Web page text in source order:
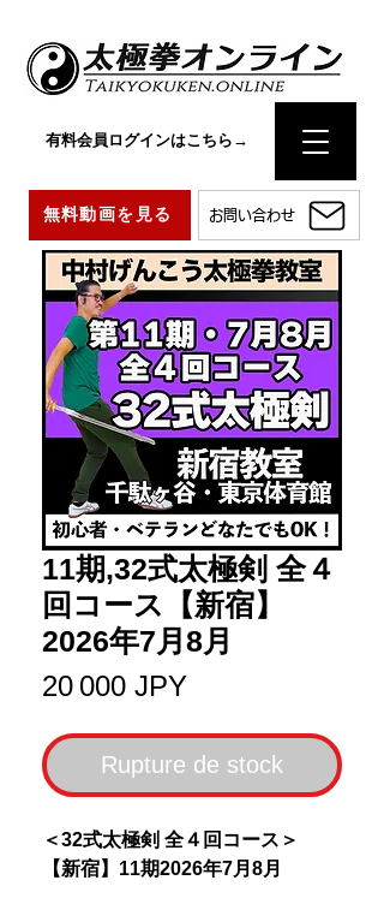
お問い合わせ
無料動画を見る
有料会員ログインはこちら→
11期,32式太極剣 全４
回コース【新宿】
2026年7月8月
20 000 JPYPrix
Rupture de stock
＜32式太極剣 全４回コース＞
【新宿】11期2026年7月8月